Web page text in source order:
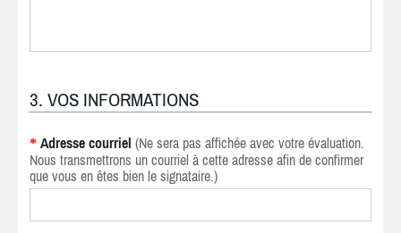
3. VOS INFORMATIONS
* Adresse courriel (Ne sera pas affichée avec votre évaluation.
Nous transmettrons un courriel à cette adresse afin de confirmer
que vous en êtes bien le signataire.)